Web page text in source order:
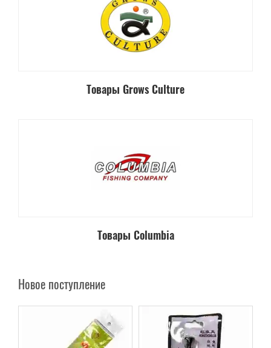
Товары Grows Culture
Товары Columbia
Новое поступление